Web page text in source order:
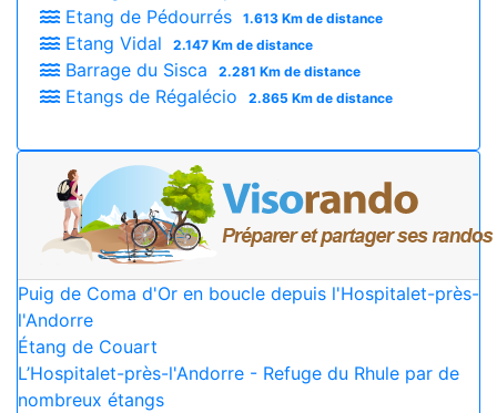
Etang de Pédourrés
1.613 Km de distance
Etang Vidal 2.147 Km de distance
Barrage du Sisca 2.281 Km de distance
Etangs de Régalécio 2.865 Km de distance
Puig de Coma d'Or en boucle depuis l'Hospitalet-près-
l'Andorre
Étang de Couart
L’Hospitalet-près-l'Andorre - Refuge du Rhule par de
nombreux étangs